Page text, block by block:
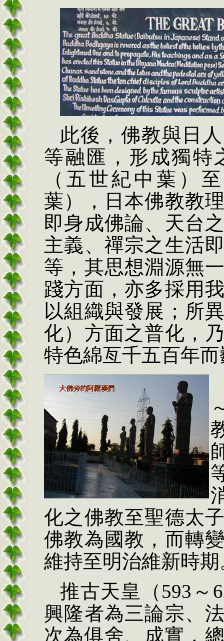
此後，佛教與日
等融匯，形成獨特
（五世紀中葉）
葉），日本佛教教
即身成佛論、天台
主義、禪宗之生活
等，其思想淵源無
踐方面，亦多採用
以組織與發展；所
化）方面之普化，
特色綿亙千五百年
化之佛教至聖德太
佛教為國教，而轉
維持至明治維新時期
推古天皇（ 593 ～
興隆者為三論宗、
次為俱舍、成實，